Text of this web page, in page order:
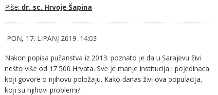
Piše: dr. sc. Hrvoje Šapina
PON, 17. LIPANJ 2019. 14:03
Nakon popisa pučanstva iz 2013. poznato je da u Sarajevu živi
nešto više od 17 500 Hrvata. Sve je manje institucija i pojedinaca
koji govore o njihovu položaju. Kako danas živi ova populacija,
koji su njihovi problemi?